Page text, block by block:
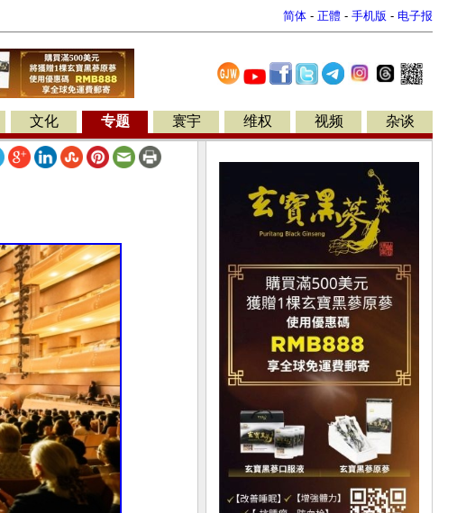
简体 - 正體 - 手机版 - 电子报
文化 专题 寰宇 维权 视频 杂谈